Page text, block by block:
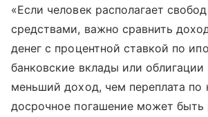
«Если человек располагает
средствами, важно сравнить
денег с процентной ставкой по
банковские вклады или облигации
меньший доход, чем переплата по
досрочное погашение может быть